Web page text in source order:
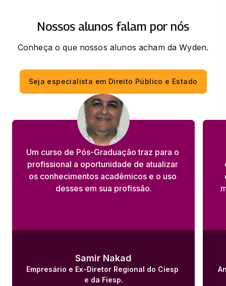
33 horas
Nossos alunos falam por nós
Conheça o que nossos alunos acham da Wyden.
Seja especialista em Direito Público e Estado
Um curso de Pós-Graduação traz para o
profissional a oportunidade de atualizar
os conhecimentos acadêmicos e o uso
desses em sua profissão.
Samir Nakad
Empresário e Ex-Diretor Regional do Ciesp
e da Fiesp.